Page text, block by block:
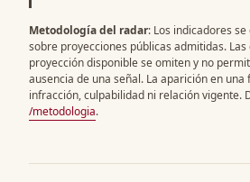
Metodología del radar: Los indicadores
sobre proyecciones públicas admitidas.
proyección disponible se omiten y no
ausencia de una señal. La aparición en una
infracción, culpabilidad ni relación vigente.
/metodologia.